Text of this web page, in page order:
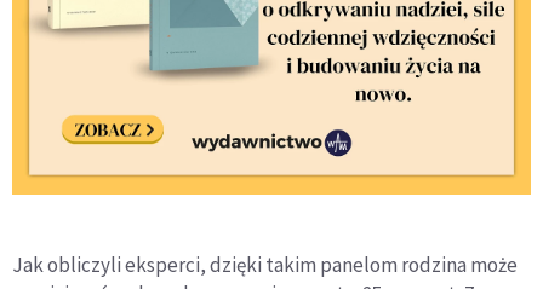
Jak obliczyli eksperci, dzięki takim panelom rodzina może